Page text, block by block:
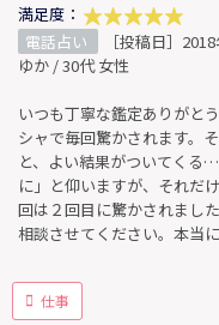
満足度：
電話占い
［投稿日］
ゆか / 30代 女性
いつも丁寧な鑑定ありがと
シャで毎回驚かされます。
と、よい結果がついてくる
に」と仰いますが、それだ
回は２回目に驚かされまし
相談させてください。本当
仕事